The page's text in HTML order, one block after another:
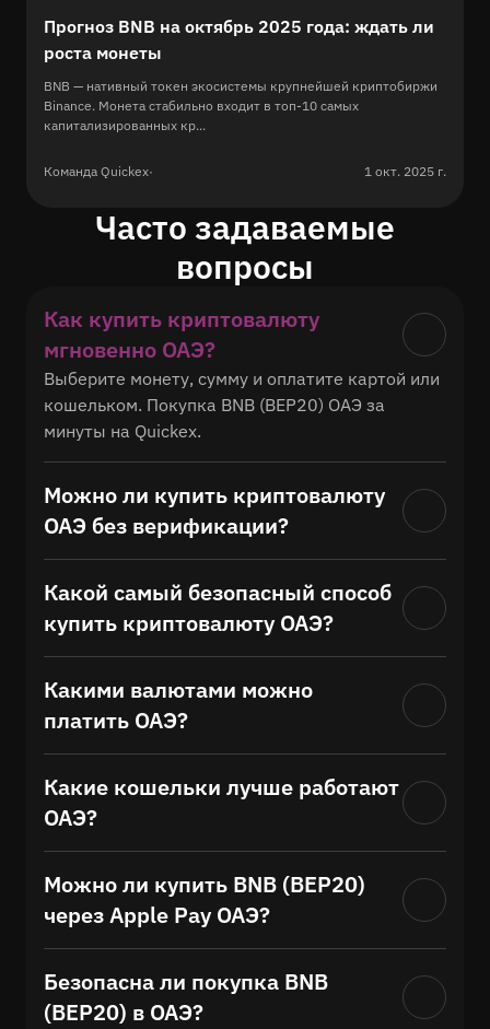
Прогноз BNB на октябрь 2025 года: ждать ли
роста монеты
BNB — нативный токен экосистемы крупнейшей криптобиржи
Binance. Монета стабильно входит в топ-10 самых
капитализированных кр...
Команда Quickex· 1 окт. 2025 г.
Часто задаваемые
вопросы
Как купить криптовалюту
мгновенно ОАЭ?
Выберите монету, сумму и оплатите картой или
кошельком. Покупка BNB (BEP20) ОАЭ за
минуты на Quickex.
Можно ли купить криптовалюту
ОАЭ без верификации?
Какой самый безопасный способ
купить криптовалюту ОАЭ?
Какими валютами можно
платить ОАЭ?
Какие кошельки лучше работают
ОАЭ?
Можно ли купить BNB (BEP20)
через Apple Pay ОАЭ?
Безопасна ли покупка BNB
(BEP20) в ОАЭ?